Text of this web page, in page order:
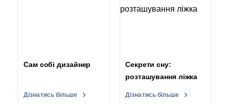
Сам собі дизайнер
Дізнатись більше
Секрети сну:
розташування ліжка
Дізнатись більше